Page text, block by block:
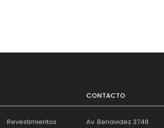
Revestimientos
CONTACTO
Av. Benavidez 3748